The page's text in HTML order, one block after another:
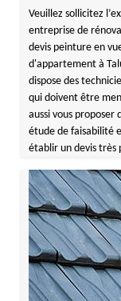
Veuillez sollicitez
entreprise de
devis peinture en
d'appartement à
dispose des
qui doivent être
aussi vous proposer
étude de faisabilité
établir un devis très